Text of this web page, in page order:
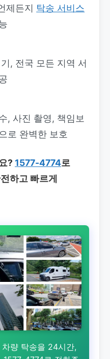
제든지 탁송 서비스
, 전국 모든 지역 서
, 사진 촬영, 책임보
로 완벽한 보호
? 1577-4774로
하고 빠르게
량 탁송을 24시간,